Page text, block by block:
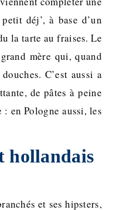
déj’, à base d’un
la tarte au fraises. Le
mère qui, quand
C’est aussi a
de pâtes à peine
en Pologne aussi, les
hollandais
et ses hipsters,